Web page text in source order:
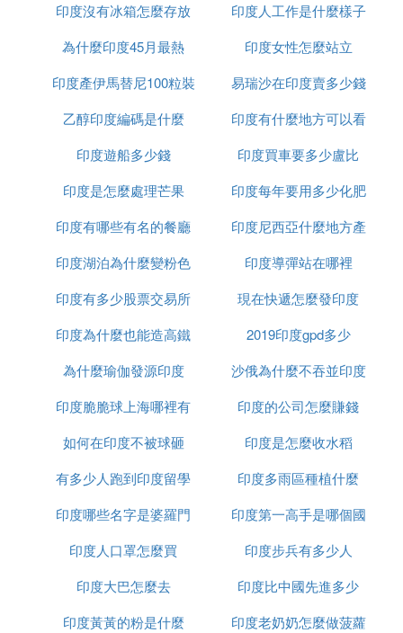
堡是沙賈汗皇被兒子囚禁之所，他生命最後的9年時
光都是在此度過。從房內可遠眺他的傑作泰姬陵，這
份感覺格外凄美。午餐於酒店 餐廳，餐後前往著名
大理石工廠參觀大理石製造過程。晚餐於酒店餐廳。
第7天亞格拉-勝利宮-「粉紅城市」齋普爾-城市皇宮-
古天文台
早 餐後前往勝利宮。勝利宮是1569年開始修建，花
了十六年才建成，但因缺水十四年後便荒廢了。現今
宮內仍留有紅色砂岩築成的大小宮殿，精妙宏大的氣
勢令人 感到無比惋惜。游罷驅車前往齋普爾，由於
市內建築多由此地出產的紅砂岩建造，所以有「粉紅
觀。該皇宮現為 皇族私人擁有，內有三個博物館，
珍藏印度名畫、交通工具、武器服裝等。之後前往著
名的古天文台，這里展示了古代印度人的聰明和智
慧。晚餐於酒店餐廳。
第8天瑜伽課程-琥珀堡安排騎大象-萬鏡宮-風之宮殿-
自由購物
始暢游齋普爾名勝，首先前往琥珀堡。城堡依山而
建，氣勢磅礴，四周環繞著高大的城牆及護城河，遊
客可選擇騎大 象登上山城。因堡內很多宮殿的大理
石門窗牆壁均用琥珀鑲嵌成各種圖案及花紋，所以被
稱為「琥珀堡」。而在傑辛格三世（Jai Singh Ⅲ）
時，因他喜 歡夜空中的星星，於是在一座八角形寢
宮內的四周牆壁和天花板上鑲嵌了幾萬片的玻璃鏡
的問題
印度沒有冰箱怎麼存放
食物
印度人工作是什麼樣子
為什麼印度45月最熱
印度女性怎麼站立
印度產伊馬替尼100粒裝
多少錢
易瑞沙在印度賣多少錢
一粒
乙醇印度編碼是什麼
印度有什麼地方可以看
到太陽
印度遊船多少錢
印度買車要多少盧比
印度是怎麼處理芒果
印度每年要用多少化肥
印度有哪些有名的餐廳
印度尼西亞什麼地方產
榴槤
印度湖泊為什麼變粉色
印度導彈站在哪裡
印度有多少股票交易所
現在快遞怎麼發印度
印度為什麼也能造高鐵
2019印度gpd多少
為什麼瑜伽發源印度
沙俄為什麼不吞並印度
印度脆脆球上海哪裡有
印度的公司怎麼賺錢
如何在印度不被球砸
印度是怎麼收水稻
有多少人跑到印度留學
印度多雨區種植什麼
印度哪些名字是婆羅門
種姓
印度第一高手是哪個國
家
印度人口罩怎麼買
印度步兵有多少人
印度大巴怎麼去
印度比中國先進多少
印度黃黃的粉是什麼
印度老奶奶怎麼做菠蘿